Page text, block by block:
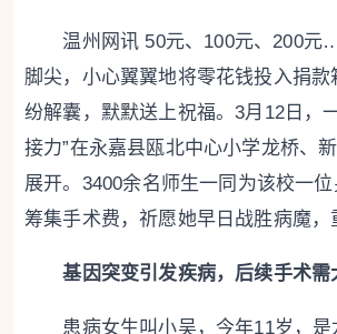
温州网讯 50元、100元、200元
脚尖，小心翼翼地将零花钱投入捐款
纷解囊，默默送上祝福。3月12日，
接力”在永嘉县瓯北中心小学龙桥、
展开。3400余名师生一同为该校一
筹集手术费，祈愿她早日战胜病魔，
基因突变引发疾病，后续手术需
患病女生叫小吴，今年11岁，是